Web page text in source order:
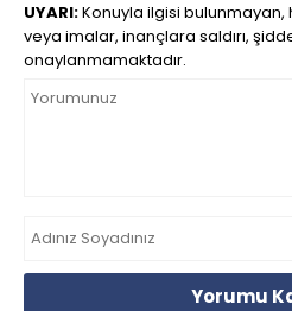
UYARI:Konuyla ilgisi
veya imalar, inançlara saldırı,
onaylanmamaktadır.
Yorumu